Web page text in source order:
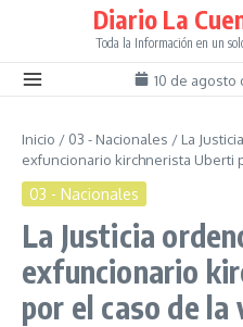
Diario La
Toda la Información en un
10 de agosto
Inicio / 03 - Nacionales / La
exfuncionario kirchnerista Uberti
03 - Nacionales
La Justicia
exfuncionario
por el caso de